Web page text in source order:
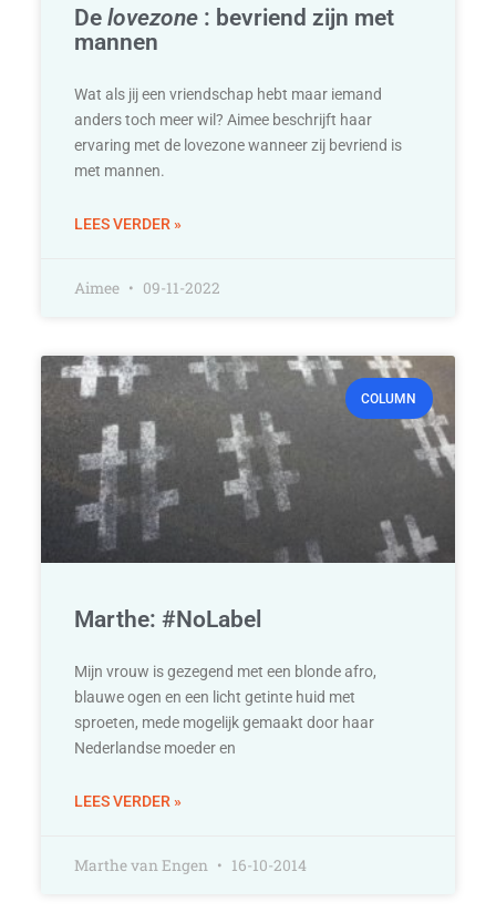
Delovezone : bevriend zijn met
mannen
Wat als jij een vriendschap hebt maar iemand
anders toch meer wil? Aimee beschrijft haar
ervaring met de lovezone wanneer zij bevriend is
met mannen.
LEES VERDER »
Aimee 09-11-2022
COLUMN
Marthe: #NoLabel
Mijn vrouw is gezegend met een blonde afro,
blauwe ogen en een licht getinte huid met
sproeten, mede mogelijk gemaakt door haar
Nederlandse moeder en
LEES VERDER »
Marthe van Engen 16-10-2014